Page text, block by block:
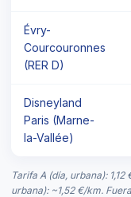
Évry-
Courcouronnes
(RER D)
Disneyland
Paris (Marne-
la-Vallée)
Tarifa A (día, urbana):
urbana): ~1,52 €/km.